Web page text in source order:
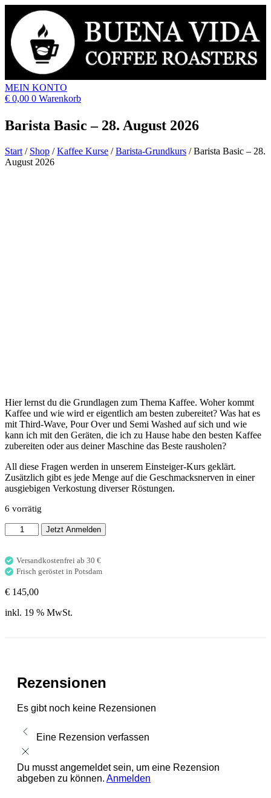
MEIN KONTO
€ 0,00 0 Warenkorb
Barista Basic – 28. August 2026
Start / Shop / Kaffee Kurse / Barista-Grundkurs /Barista Basic – 28.
August 2026
Hier lernst du die Grundlagen zum Thema Kaffee. Woher kommt
Kaffee und wie wird er eigentlich am besten zubereitet? Was hat es
mit Third-Wave, Pour Over und Semi Washed auf sich und wie
kann ich mit den Geräten, die ich zu Hause habe den besten Kaffee
zubereiten oder aus deiner Maschine das Beste rausholen?
All diese Fragen werden in unserem Einsteiger-Kurs geklärt.
Zusätzlich gibt es jede Menge auf die Geschmacksnerven in einer
ausgiebigen Verkostung diverser Röstungen.
6 vorrätig
Barista
Basic
28.
August
Menge
Jetzt Anmelden
Versandkostenfrei ab 30 €
Frisch geröstet in Potsdam
€ 145,00
inkl. 19 % MwSt.
Rezensionen
Es gibt noch keine Rezensionen
Eine Rezension verfassen
Du musst angemeldet sein, um eine Rezension
abgeben zu können. Anmelden